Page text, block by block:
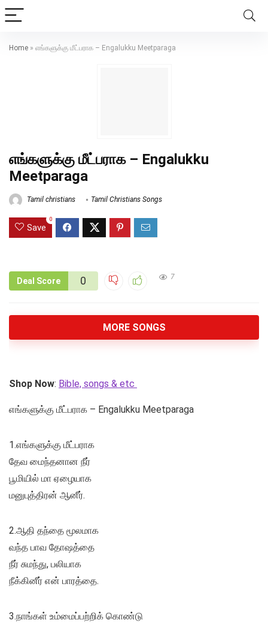
Home » எங்களுக்கு மீட்பராக – Engalukku Meetparaga
எங்களுக்கு மீட்பராக – Engalukku
Meetparaga
Tamil christians Tamil Christians Songs
Save
0
Deal Score 0 7
MORE SONGS
Shop Now: Bible, songs & etc
எங்களுக்கு மீட்பராக – Engalukku Meetparaga
1.எங்களுக்கு மீட்பராக
தேவ மைந்தனான நீர்
பூமியில் மா ஏழையாக
மனுபுத்திரன் ஆனீர்.
2.ஆதி தந்தை மூலமாக
வந்த பாவ தோஷத்தை
நீர் சுமந்து, பலியாக
நீக்கினீர் என் பாரத்தை.
3.நாங்கள் உம்மைப்பற்றிக் கொண்டு